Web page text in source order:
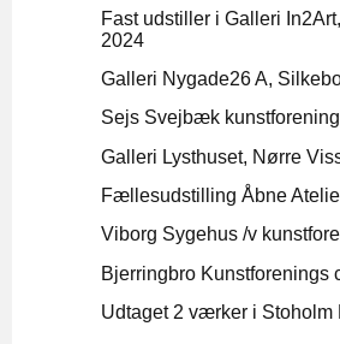
Fast udstiller i Galleri
2024
Galleri Nygade26 A,
Sejs Svejbæk
Galleri Lysthuset, Nørre
Fællesudstilling Åbne
Viborg Sygehus /v
Bjerringbro Kunstforenings
Udtaget 2 værker i